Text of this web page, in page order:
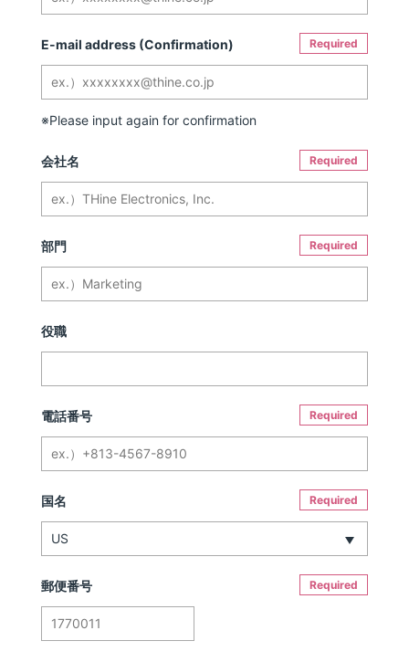
E-mail address (Confirmation) Required
※Please input again for confirmation
会社名 Required
部門 Required
役職
電話番号 Required
国名 Required
郵便番号 Required